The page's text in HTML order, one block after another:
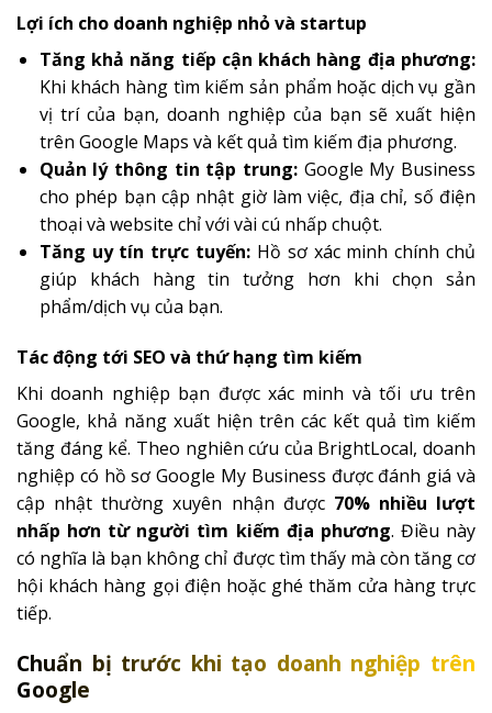
Lợi ích cho doanh nghiệp nhỏ và startup
Tăng khả năng tiếp cận khách hàng địa phương:
Khi khách hàng tìm kiếm sản phẩm hoặc dịch vụ gần
vị trí của bạn, doanh nghiệp của bạn sẽ xuất hiện
trên Google Maps và kết quả tìm kiếm địa phương.
Quản lý thông tin tập trung: Google My Business
cho phép bạn cập nhật giờ làm việc, địa chỉ, số điện
thoại và website chỉ với vài cú nhấp chuột.
Tăng uy tín trực tuyến: Hồ sơ xác minh chính chủ
giúp khách hàng tin tưởng hơn khi chọn sản
phẩm/dịch vụ của bạn.
Tác động tới SEO và thứ hạng tìm kiếm
Khi doanh nghiệp bạn được xác minh và tối ưu trên
Google, khả năng xuất hiện trên các kết quả tìm kiếm
tăng đáng kể. Theo nghiên cứu của BrightLocal, doanh
nghiệp có hồ sơ Google My Business được đánh giá và
cập nhật thường xuyên nhận được 70% nhiều lượt
nhấp hơn từ người tìm kiếm địa phương. Điều này
có nghĩa là bạn không chỉ được tìm thấy mà còn tăng cơ
hội khách hàng gọi điện hoặc ghé thăm cửa hàng trực
tiếp.
Chuẩn bị trước khi tạo doanh nghiệp trên
Google